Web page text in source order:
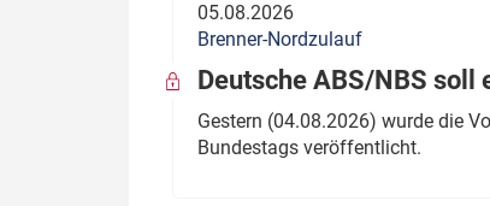
05.08.2026
Brenner-Nordzulauf
Deutsche ABS/NBS
Gestern (04.08.2026) wurde die
Bundestags veröffentlicht.